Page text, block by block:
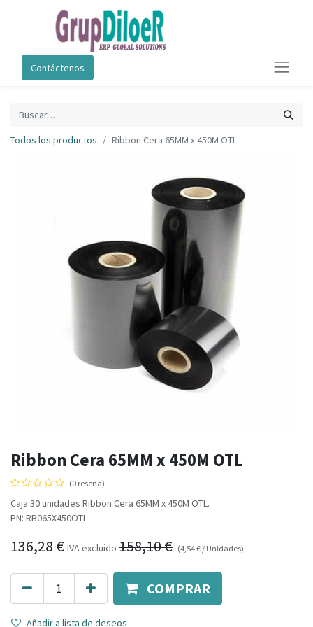
Contáctenos
Todos los productos Ribbon Cera 65MM x 450M OTL
Ribbon Cera 65MM x 450M OTL
(0 reseña)
Caja 30 unidades Ribbon Cera 65MM x 450M OTL.
PN: RB065X450OTL
136,28 € IVA excluido 158,10€ (4,54€ / Unidades)
COMPRAR
Añadir a lista de deseos